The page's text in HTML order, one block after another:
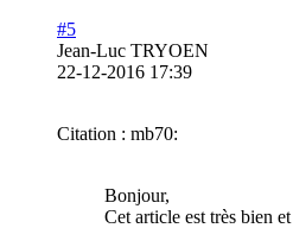
#5
Jean-Luc TRYOEN
22-12-2016 17:39
Citation : mb70:
Bonjour,
Cet article est très bien